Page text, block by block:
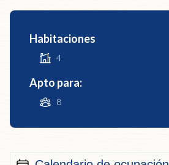
Habitaciones
4
Apto para:
8